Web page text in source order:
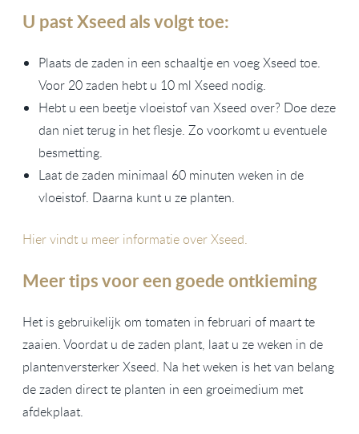
U past Xseed als volgt toe:
Plaats de zaden in een schaaltje en voeg Xseed toe.
Voor 20 zaden hebt u 10 ml Xseed nodig.
Hebt u een beetje vloeistof van Xseed over? Doe deze
dan niet terug in het flesje. Zo voorkomt u eventuele
besmetting.
Laat de zaden minimaal 60 minuten weken in de
vloeistof. Daarna kunt u ze planten.
Hier vindt u meer informatie over Xseed.
Meer tips voor een goede ontkieming
Het is gebruikelijk om tomaten in februari of maart te
zaaien. Voordat u de zaden plant, laat u ze weken in de
plantenversterker Xseed. Na het weken is het van belang
de zaden direct te planten in een groeimedium met
afdekplaat.